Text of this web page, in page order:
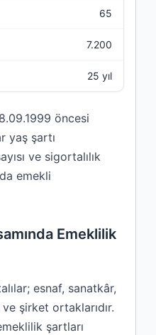
65
7.200
25 yıl
öncesi
yaş şartı
ve sigortalılık
emekli
Emeklilik
esnaf, sanatkâr,
şirket ortaklarıdır.
şartları